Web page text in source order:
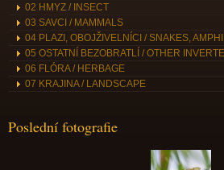
02 HMYZ / INSECT
03 SAVCI / MAMMALS
04 PLAZI, OBOJŽIVELNÍCI / SNAKES,
05 OSTATNÍ BEZOBRATLÍ / OTHER
06 FLÓRA / HERBAGE
07 KRAJINA / LANDSCAPE
Poslední fotografie